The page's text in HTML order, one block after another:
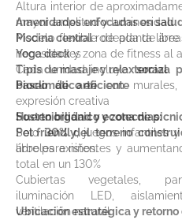
Altura interior de
mayor amplitud y luminosidad
Modelo flexible de planta
necesidades
Cada unidad incluyeterraza
bioclimático eficiente
Amenidades enfocadas en
Piscina centralrodeada de
Yoga decky zona de fitness al
Tipis de masaje y relax social
Paseo de artecon murales,
expresión creativa
Huerto orgánico y zona de
Pet friendly, juegos infantiles
libre para niños.
Sostenibilidad y ecotecnias:
Solo30% del terreno
árboles existentes y
total en un 130%
Cubiertas vegetales,
iluminación LED,
ventilación natural
Ubicación estratégica y retorno